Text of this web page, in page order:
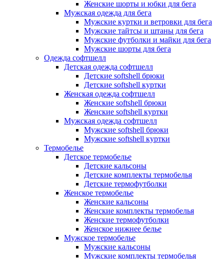
Женские шорты и юбки для бега
Мужская одежда для бега
Мужские куртки и ветровки для бега
Мужские тайтсы и штаны для бега
Мужские футболки и майки для бега
Мужские шорты для бега
Одежда софтшелл
Детская одежда софтшелл
Детские softshell брюки
Детские softshell куртки
Женская одежда софтшелл
Женские softshell брюки
Женские softshell куртки
Мужская одежда софтшелл
Мужские softshell брюки
Мужские softshell куртки
Термобелье
Детское термобелье
Детские кальсоны
Детские комплекты термобелья
Детские термофутболки
Женское термобелье
Женские кальсоны
Женские комплекты термобелья
Женские термофутболки
Женское нижнее белье
Мужское термобелье
Мужские кальсоны
Мужские комплекты термобелья